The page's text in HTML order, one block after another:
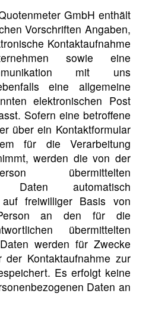
GmbH enthält
Vorschriften Angaben,
Kontaktaufnahme
sowie eine
mit uns
eine allgemeine
elektronischen Post
Sofern eine betroffene
über ein Kontaktformular
für die Verarbeitung
werden die von der
übermittelten
Daten automatisch
freiwilliger Basis von
an den für die
übermittelten
werden für Zwecke
Kontaktaufnahme zur
Es erfolgt keine
Daten an